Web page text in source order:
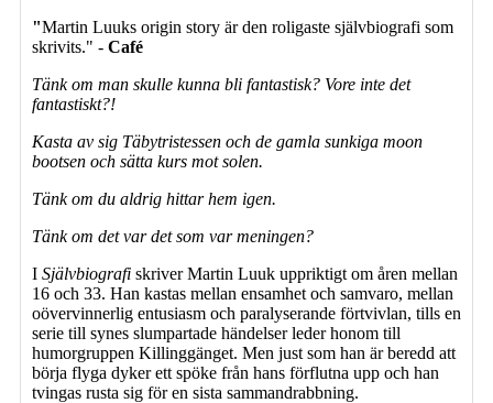
"Martin Luuks origin story är den roligaste självbiografi som
skrivits." - Café
Tänk om man skulle kunna bli fantastisk? Vore inte det
fantastiskt?!
Kasta av sig Täbytristessen och de gamla sunkiga moon
bootsen och sätta kurs mot solen.
Tänk om du aldrig hittar hem igen.
Tänk om det var det som var meningen?
I Självbiografi skriver Martin Luuk uppriktigt om åren mellan
16 och 33. Han kastas mellan ensamhet och samvaro, mellan
oövervinnerlig entusiasm och paralyserande förtvivlan, tills en
serie till synes slumpartade händelser leder honom till
humorgruppen Killinggänget. Men just som han är beredd att
börja flyga dyker ett spöke från hans förflutna upp och han
tvingas rusta sig för en sista sammandrabbning.